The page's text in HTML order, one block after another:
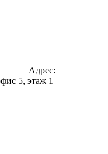
Адрес:
5, этаж 1